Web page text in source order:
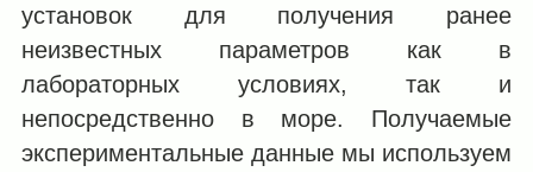
установок для получения ранее
неизвестных параметров как в
лабораторных условиях, так и
непосредственно в море. Получаемые
экспериментальные данные мы используем